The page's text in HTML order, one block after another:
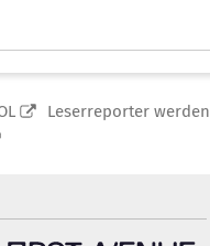
Leserreporter werden